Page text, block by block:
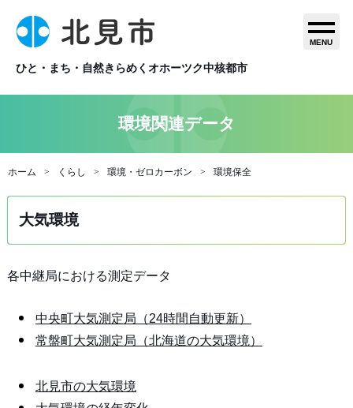
ひと・まち・自然きらめくオホーツク中核都市
MENU
環境関連データ
ホーム くらし 環境・ゼロカーボン 環境保全
大気環境
各中継局における測定データ
中央町大気測定局（24時間自動更新）
常盤町大気測定局（北海道の大気環境）
北見市の大気環境